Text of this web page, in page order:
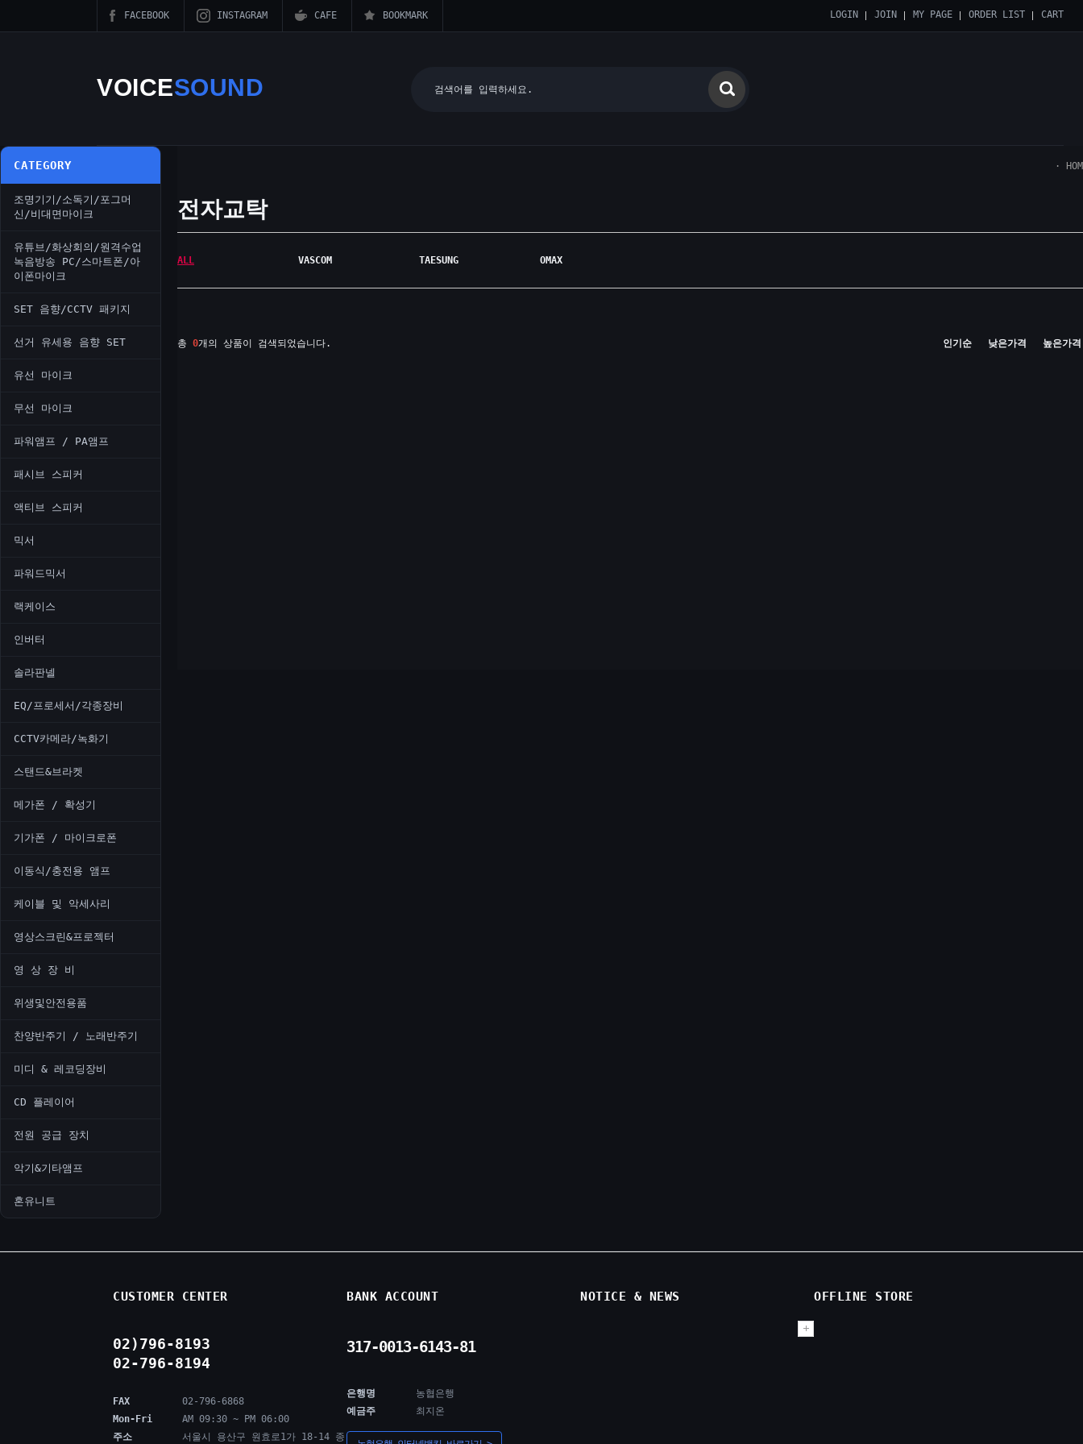
FACEBOOK INSTAGRAM CAFE BOOKMARK LOGIN JOIN MY PAGE ORDER LIST CART
VOICESOUND
CATEGORY
조명기기/소독기/포그머
신/비대면마이크
유튜브/화상회의/원격수업
녹음방송 PC/스마트폰/아
이폰마이크
SET 음향/CCTV 패키지
선거 유세용 음향 SET
유선 마이크
무선 마이크
파워앰프 / PA앰프
패시브 스피커
액티브 스피커
믹서
파워드믹서
랙케이스
인버터
솔라판넬
EQ/프로세서/각종장비
CCTV카메라/녹화기
스탠드&브라켓
메가폰 / 확성기
기가폰 / 마이크로폰
이동식/충전용 앰프
케이블 및 악세사리
영상스크린&프로젝터
영 상 장 비
위생및안전용품
찬양반주기 / 노래반주기
미디 & 레코딩장비
CD 플레이어
전원 공급 장치
악기&기타앰프
혼유니트
전자교탁
ALL VASCOM TAESUNG OMAX
총 0개의 상품이 검색되었습니다. 인기순 낮은가격 높은가격
CUSTOMER CENTER
02)796-8193
02-796-8194
FAX
02-796-6868
Mon-Fri
AM 09:30 ~ PM 06:00
주소
서울시 용산구 원효로1가 18-14 종
BANK ACCOUNT
317-0013-6143-81
은행명
농협은행
예금주
최지온
NOTICE & NEWS OFFLINE STORE